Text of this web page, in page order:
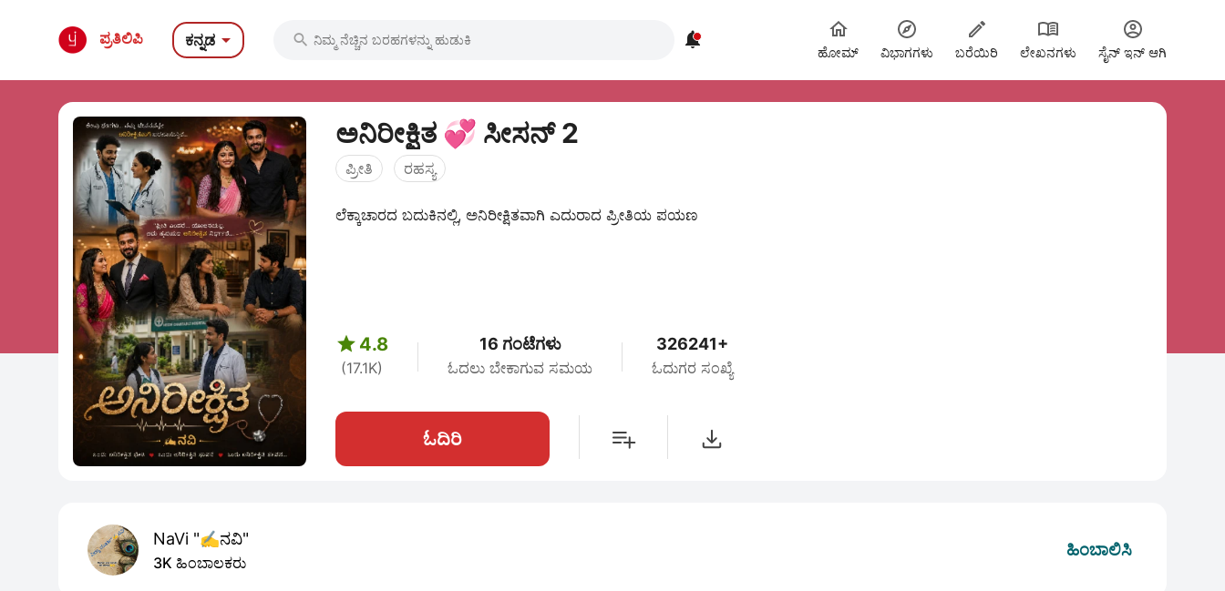
ಪ್ರತಿಲಿಪಿ ಕನ್ನಡ   
ಹೋಮ್ ವಿಭಾಗಗಳು ಬರೆಯಿರಿ ಲೇಖನಗಳು ಸೈನ್ ಇನ್ ಆಗಿ
ಅನಿರೀಕ್ಷಿತ 💞 ಸೀಸನ್ 2
ಪ್ರೀತಿ ರಹಸ್ಯ
ಲೆಕ್ಕಾಚಾರದ ಬದುಕಿನಲ್ಲಿ, ಅನಿರೀಕ್ಷಿತವಾಗಿ ಎದುರಾದ ಪ್ರೀತಿಯ ಪಯಣ
 4.8
(17.1K)
16 ಗಂಟೆಗಳು
ಓದಲು ಬೇಕಾಗುವ ಸಮಯ
326241+
ಓದುಗರ ಸಂಖ್ಯೆ
ಓದಿರಿ
NaVi "✍️ನವಿ"
3K ಹಿಂಬಾಲಕರು
ಹಿಂಬಾಲಿಸಿ